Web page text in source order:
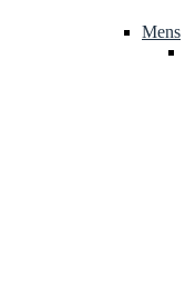
Mens